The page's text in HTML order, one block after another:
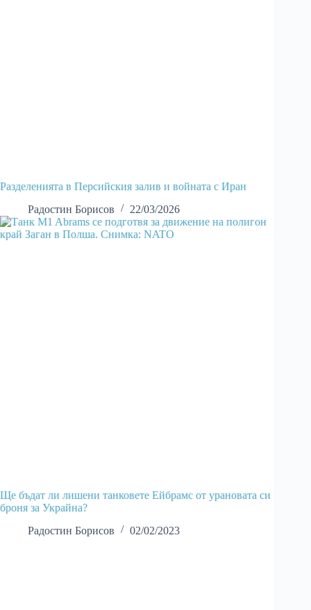
Разделенията в Персийския залив и войната с Иран
Радостин Борисов
22/03/2026
Ще бъдат ли лишени танковете Ейбрамс от урановата си
броня за Украйна?
Радостин Борисов
02/02/2023